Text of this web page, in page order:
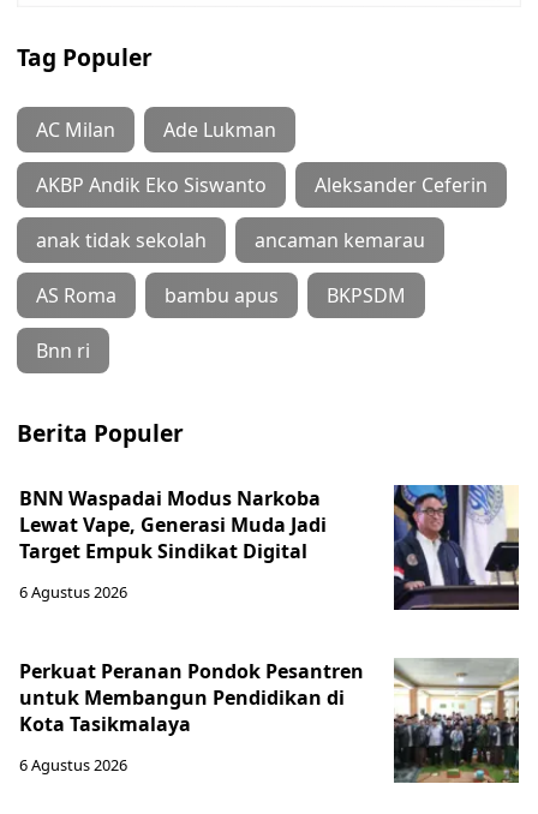
Tag Populer
AC Milan Ade Lukman
AKBP Andik Eko Siswanto Aleksander Ceferin
anak tidak sekolah ancaman kemarau
AS Roma bambu apus BKPSDM
Bnn ri
Berita Populer
BNN Waspadai Modus Narkoba
Lewat Vape, Generasi Muda Jadi
Target Empuk Sindikat Digital
6 Agustus 2026
Perkuat Peranan Pondok Pesantren
untuk Membangun Pendidikan di
Kota Tasikmalaya ‎
6 Agustus 2026